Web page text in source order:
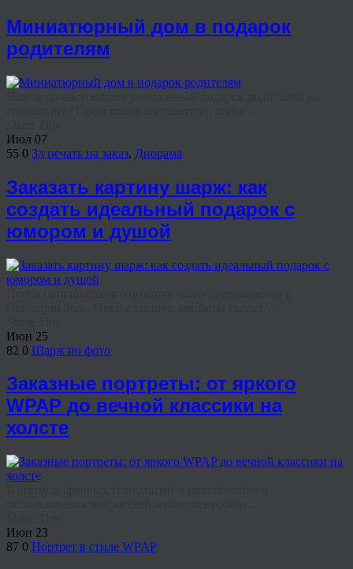
Миниатюрный дом в подарок
родителям
Июл 07
55 0 3д печать на заказ, Диорама
Заказать картину шарж: как
создать идеальный подарок с
юмором и душой
Июн 25
82 0 Шарж по фото
Заказные портреты: от яркого
WPAP до вечной классики на
холсте
Июн 23
87 0 Портрет в стиле WPAP